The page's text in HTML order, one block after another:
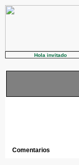
Hola invitado
Comentarios